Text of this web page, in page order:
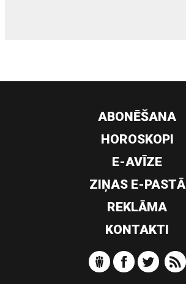
ABONĒŠANA
HOROSKOPI
E-AVĪZE
ZIŅAS E-PASTĀ
REKLĀMA
KONTAKTI